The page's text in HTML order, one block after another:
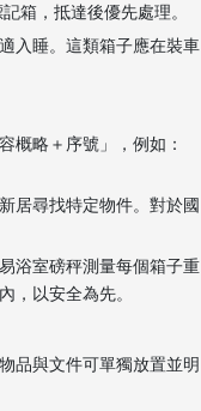
箱，抵達後優先處理。
入睡。這類箱子應在裝車
概略＋序號」，例如：
居尋找特定物件。對於國
浴室磅秤測量每個箱子重
，以安全為先。
品與文件可單獨放置並明